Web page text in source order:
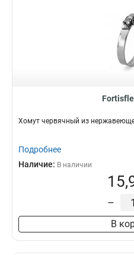
Хомут червячный из
Подробнее
Наличие: В наличии
–
В